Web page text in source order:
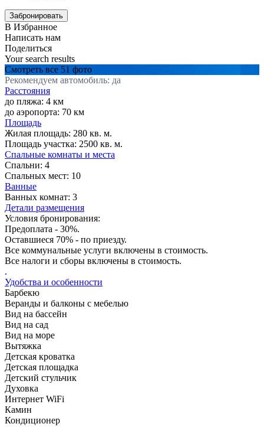
В Избранное
Написать нам
Поделиться
Your search results
Смотреть все 51 фото
Рекомендуем автомобиль: да
Расстояния
до пляжа: 4 км
до аэропорта: 70 км
Площадь
Жилая площадь: 280 кв. м.
Площадь участка: 2500 кв. м.
Спальные комнаты и места
Спальни: 4
Спальных мест: 10
Ванные
Ванных комнат: 3
Детали размещения
Условия бронирования:
Предоплата - 30%.
Оставшиеся 70% - по приезду.
Все коммунальные услуги включены в стоимость.
Все налоги и сборы включены в стоимость.
.
Удобства и особенности
Барбекю
Веранды и балконы с мебелью
Вид на бассейн
Вид на сад
Вид на море
Вытяжка
Детская кроватка
Детская площадка
Детский стульчик
Духовка
Интернет WiFi
Камин
Кондиционер